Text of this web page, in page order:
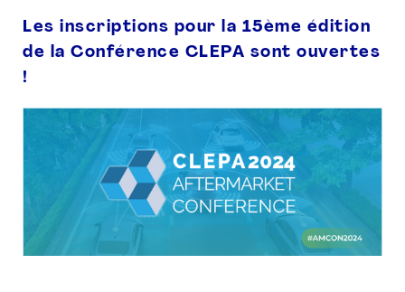
Les inscriptions pour la 15ème édition
de la Conférence CLEPA sont ouvertes
!